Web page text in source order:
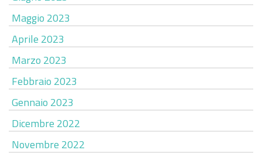
Maggio 2023
Aprile 2023
Marzo 2023
Febbraio 2023
Gennaio 2023
Dicembre 2022
Novembre 2022